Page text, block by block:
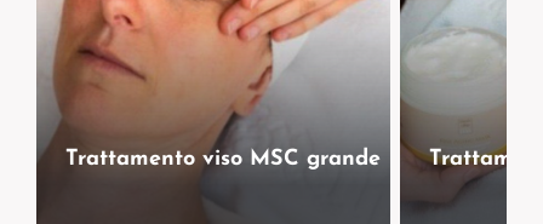
Trattamento viso MSC grande